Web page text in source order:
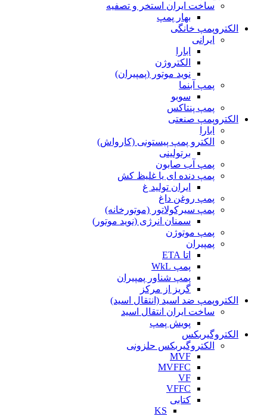
ساخت ایران استخر و تصفیه
بهار پمپ
الکتروپمپ خانگی
ایرانی
ابارا
الکتروژن
نوید موتور (پمپیران)
پمپ آبنما
سوبو
پمپ پنتاکس
الکتروپمپ صنعتی
ابارا
الکترو پمپ پیستونی (کارواش)
برتولینی
پمپ آب صابون
پمپ دنده ای یا غلیظ کش
ایران تولید غ
پمپ روغن داغ
پمپ سیرکولاتور (موتورخانه)
سمنان انرژی (نوید موتور)
پمپ موتوژن
پمپیران
اتا ETA
پمپ WkL
پمپ شناور پمپیران
گریز از مرکز
الکتروپمپ ضد اسید (انتقال اسید)
ساخت ایران انتقال اسید
پویش پمپ
الکتروگیربکس
الکتروگیربکس حلزونی
MVF
MVFFC
VF
VFFC
کتابی
KS